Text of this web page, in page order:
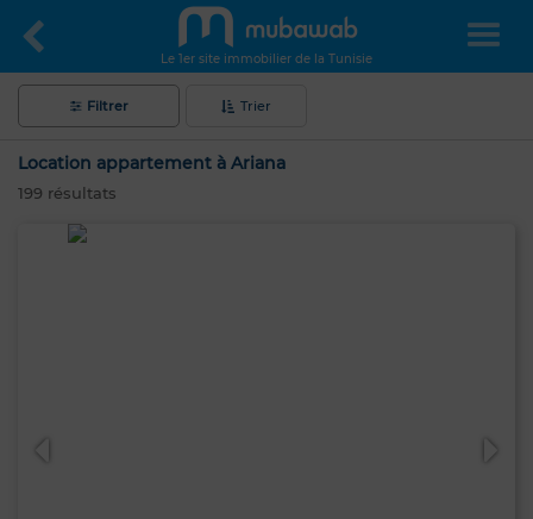
Le 1er site immobilier de la Tunisie
Filtrer Trier
Location appartement à Ariana
199 résultats